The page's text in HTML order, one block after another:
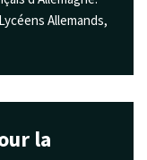
Allemands,
la